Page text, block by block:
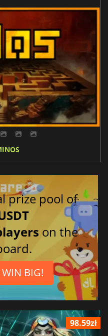
prize pool of
on the
BIG!
98.59zł